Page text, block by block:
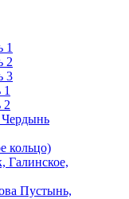
1
2
3
2
Чердынь
кольцо)
Галинское,
Пустынь,